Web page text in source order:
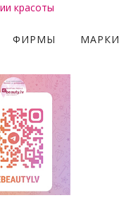
красоты
ФИРМЫ МАРКИ